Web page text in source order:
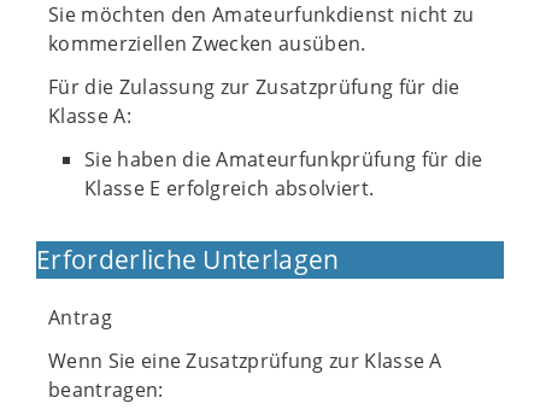
Sie möchten den Amateurfunkdienst nicht zu
kommerziellen Zwecken ausüben.
Für die Zulassung zur Zusatzprüfung für die
Klasse A:
Sie haben die Amateurfunkprüfung für die
Klasse E erfolgreich absolviert.
Erforderliche Unterlagen
Antrag
Wenn Sie eine Zusatzprüfung zur Klasse A
beantragen: